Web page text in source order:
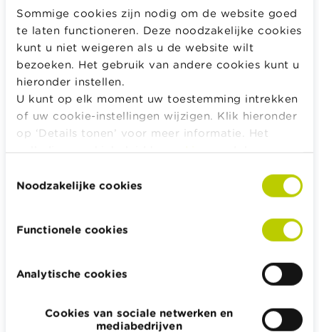
Sommige cookies zijn nodig om de website goed
te laten functioneren. Deze noodzakelijke cookies
kunt u niet weigeren als u de website wilt
bezoeken. Het gebruik van andere cookies kunt u
hieronder instellen.
U kunt op elk moment uw toestemming intrekken
of uw cookie-instellingen wijzigen. Klik hieronder
op ‘Details tonen’ voor meer informatie. Het
volledige cookiebeleid kan uhier raadplegen.
Noodzakelijke cookies
Functionele cookies
Analytische cookies
Cookies van sociale netwerken en
mediabedrijven
dividenden mag vermelden op je belastingaangifte
om de roerende voorheffing die je erop betaald hebt
terug te krijgen. Let wel, je kan voor het
inkomstenjaar 2025 maximum 859 eurorecupereren
op dividenden van allerlei vennootschappen, zoals
beursgenoteerde vennootschappen of familiale
vennootschappen.
Wat zijn de risico’s van
: aandelen van een ontwikkelingsfondskan je
. Je krijgt enkel je inleg
terug.
terugbetaling is aan regels onderworpen. Zo kan je je
het jaar en/of na instemming van de bestuurders